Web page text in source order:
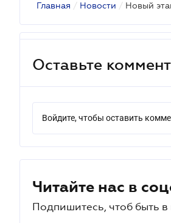
Главная / Новости /
Оставьте
Войдите, чтобы оставить
Читайте нас в
Подпишитесь, чтоб быть в